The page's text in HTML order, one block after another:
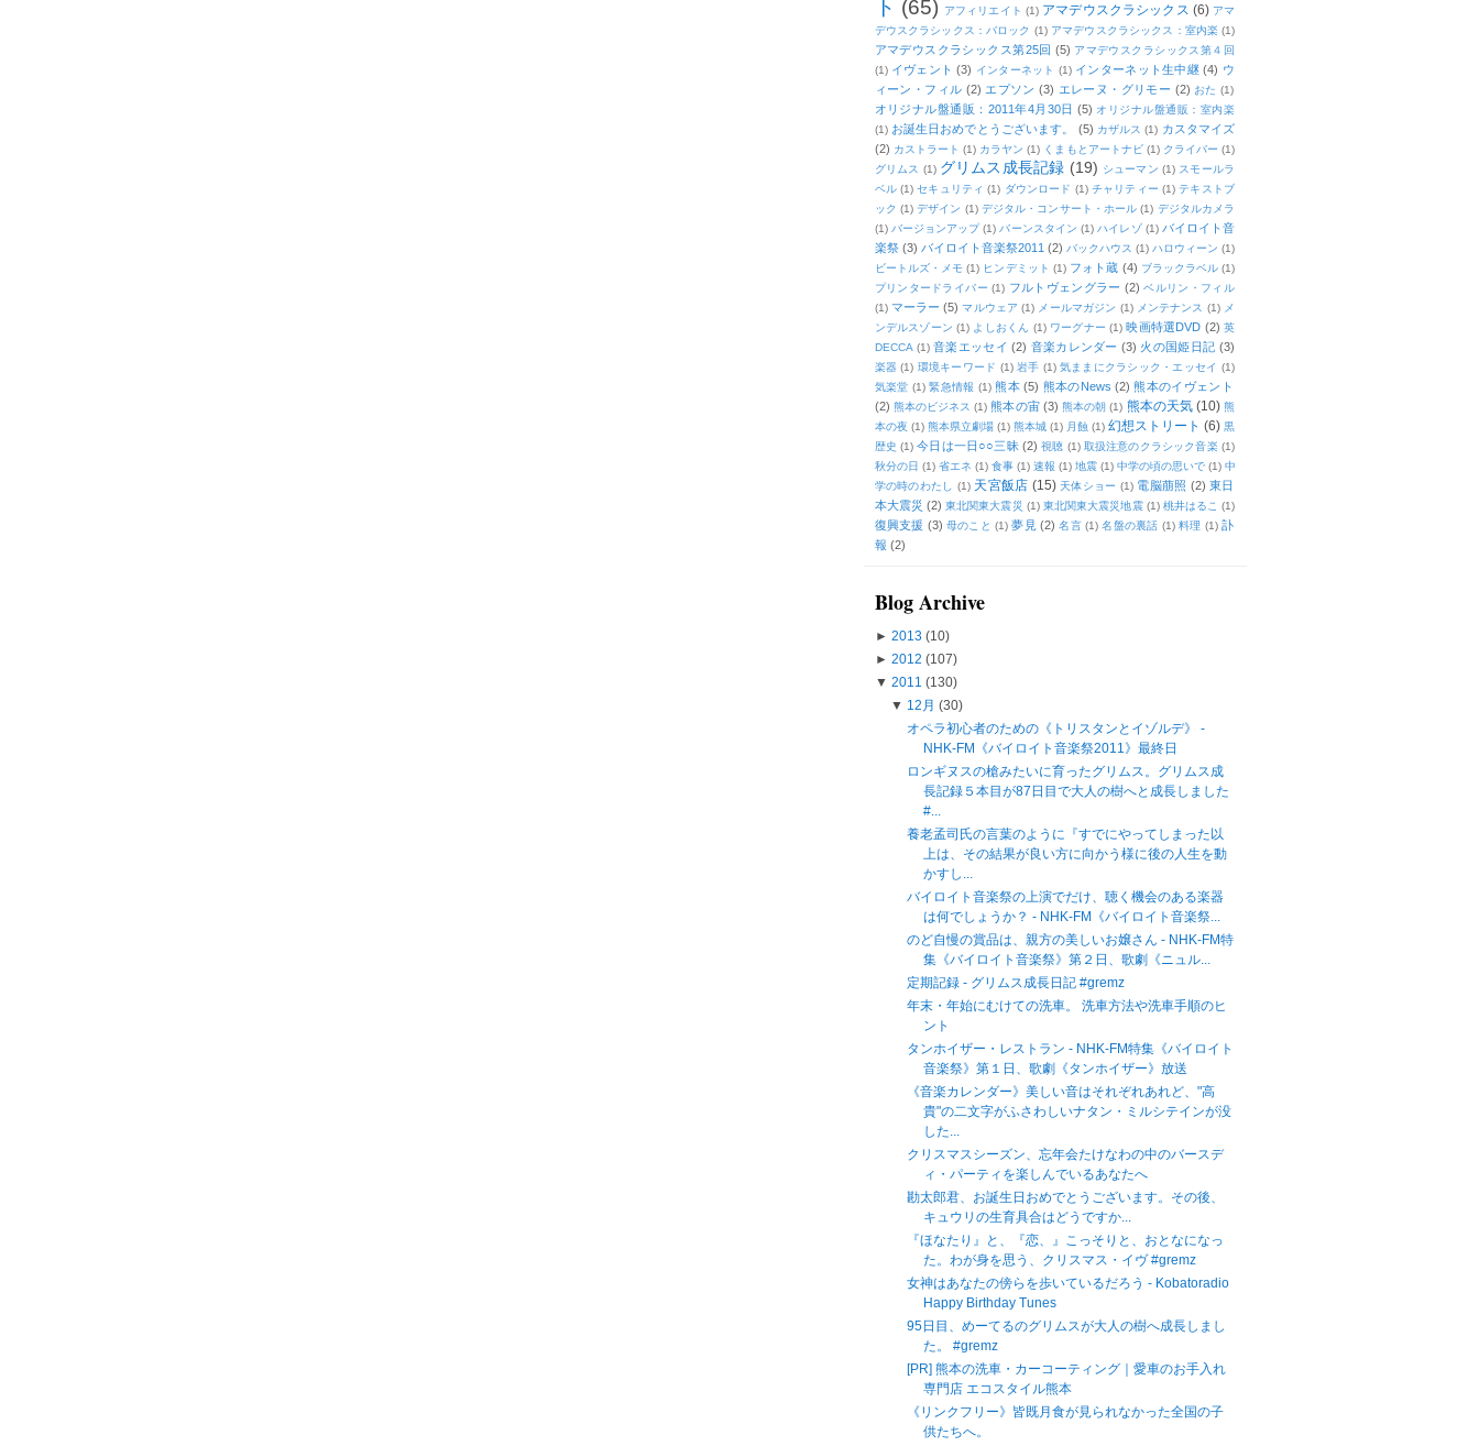
ト (65) アフィリエイト (1) アマデウスクラシックス (6) アマ
デウスクラシックス：バロック (1) アマデウスクラシックス：室内楽 (1)
アマデウスクラシックス第25回 (5) アマデウスクラシックス第４回
(1) イヴェント (3) インターネット (1) インターネット生中継 (4) ウ
ィーン・フィル (2) エプソン (3) エレーヌ・グリモー (2) おた (1)
オリジナル盤通販：2011年4月30日 (5) オリジナル盤通販：室内楽
(1) お誕生日おめでとうございます。 (5) カザルス (1) カスタマイズ
(2) カストラート (1) カラヤン (1) くまもとアートナビ (1) クライバー (1)
グリムス (1) グリムス成長記録 (19) シューマン (1) スモールラ
ベル (1) セキュリティ (1) ダウンロード (1) チャリティー (1) テキストブ
ック (1) デザイン (1) デジタル・コンサート・ホール (1) デジタルカメラ
(1) バージョンアップ (1) バーンスタイン (1) ハイレゾ (1) バイロイト音
楽祭 (3) バイロイト音楽祭2011 (2) バックハウス (1) ハロウィーン (1)
ビートルズ・メモ (1) ヒンデミット (1) フォト蔵 (4) ブラックラベル (1)
プリンタードライバー (1) フルトヴェングラー (2) ベルリン・フィル
(1) マーラー (5) マルウェア (1) メールマガジン (1) メンテナンス (1) メ
ンデルスゾーン (1) よしおくん (1) ワーグナー (1) 映画特選DVD (2) 英
DECCA (1) 音楽エッセイ (2) 音楽カレンダー (3) 火の国姫日記 (3)
楽器 (1) 環境キーワード (1) 岩手 (1) 気ままにクラシック・エッセイ (1)
気楽堂 (1) 緊急情報 (1) 熊本 (5) 熊本のNews (2) 熊本のイヴェント
(2) 熊本のビジネス (1) 熊本の宙 (3) 熊本の朝 (1) 熊本の天気 (10) 熊
本の夜 (1) 熊本県立劇場 (1) 熊本城 (1) 月蝕 (1) 幻想ストリート (6) 黒
歴史 (1) 今日は一日○○三昧 (2) 視聴 (1) 取扱注意のクラシック音楽 (1)
秋分の日 (1) 省エネ (1) 食事 (1) 速報 (1) 地震 (1) 中学の頃の思いで (1) 中
学の時のわたし
(1) 天宮飯店 (15) 天体ショー (1) 電脳萠照 (2) 東日
本大震災 (2) 東北関東大震災 (1) 東北関東大震災地震 (1) 桃井はるこ (1)
復興支援 (3) 母のこと (1) 夢見 (2) 名言 (1) 名盤の裏話 (1) 料理 (1) 訃
報 (2)
Blog Archive
► 2013 (10)
► 2012 (107)
▼ 2011 (130)
▼ 12月 (30)
オペラ初心者のための《トリスタンとイゾルデ》 -
NHK-FM《バイロイト音楽祭2011》最終日
ロンギヌスの槍みたいに育ったグリムス。グリムス成
長記録５本目が87日目で大人の樹へと成長しました
#...
養老孟司氏の言葉のように『すでにやってしまった以
上は、その結果が良い方に向かう様に後の人生を動
かすし...
バイロイト音楽祭の上演でだけ、聴く機会のある楽器
は何でしょうか？ - NHK-FM《バイロイト音楽祭...
のど自慢の賞品は、親方の美しいお嬢さん - NHK-FM特
集《バイロイト音楽祭》第２日、歌劇《ニュル...
定期記録 - グリムス成長日記 #gremz
年末・年始にむけての洗車。 洗車方法や洗車手順のヒ
ント
タンホイザー・レストラン - NHK-FM特集《バイロイト
音楽祭》第１日、歌劇《タンホイザー》放送
《音楽カレンダー》美しい音はそれぞれあれど、"高
貴"の二文字がふさわしいナタン・ミルシテインが没
した...
クリスマスシーズン、忘年会たけなわの中のバースデ
ィ・パーティを楽しんでいるあなたへ
勘太郎君、お誕生日おめでとうございます。その後、
キュウリの生育具合はどうですか...
『ほなたり』と、『恋、』こっそりと、おとなになっ
た。わが身を思う、クリスマス・イヴ #gremz
女神はあなたの傍らを歩いているだろう - Kobatoradio
Happy Birthday Tunes
95日目、めーてるのグリムスが大人の樹へ成長しまし
た。 #gremz
[PR] 熊本の洗車・カーコーティング｜愛車のお手入れ
専門店 エコスタイル熊本
《リンクフリー》皆既月食が見られなかった全国の子
供たちへ。